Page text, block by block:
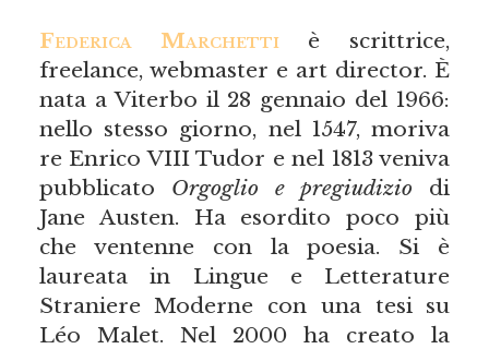
Federica Marchettiè scrittrice,
freelance, webmaster e art director. È
nata a Viterbo il 28 gennaio del 1966:
nello stesso giorno, nel 1547, moriva
re Enrico VIII Tudor e nel 1813 veniva
pubblicato Orgoglio e pregiudiziodi
Jane Austen. Ha esordito poco più
che ventenne con la poesia. Si è
laureata in Lingue e Letterature
Straniere Moderne con una tesi su
Léo Malet. Nel 2000 ha creato la